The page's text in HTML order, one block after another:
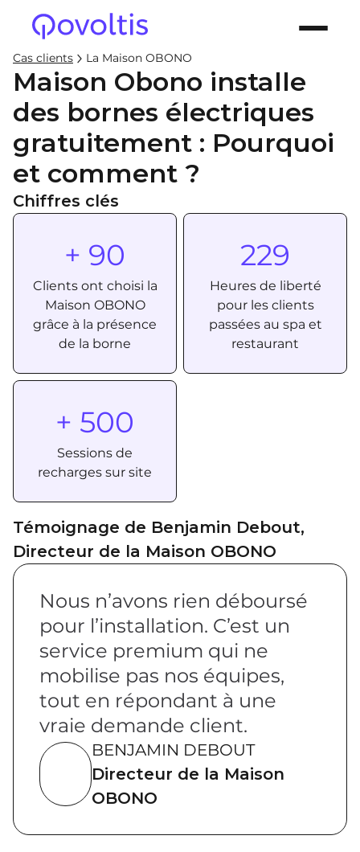
Cas clients La Maison OBONO
Maison Obono installe
des bornes électriques
gratuitement : Pourquoi
et comment ?
Chiffres clés
+ 90
Clients ont choisi la
Maison OBONO
grâce à la présence
de la borne
229
Heures de liberté
pour les clients
passées au spa et
restaurant
+ 500
Sessions de
recharges sur site
Témoignage de Benjamin Debout,
Directeur de la Maison OBONO
Nous n’avons rien déboursé
pour l’installation. C’est un
service premium qui ne
mobilise pas nos équipes,
tout en répondant à une
vraie demande client.
BENJAMIN DEBOUT
Directeur de la Maison
OBONO